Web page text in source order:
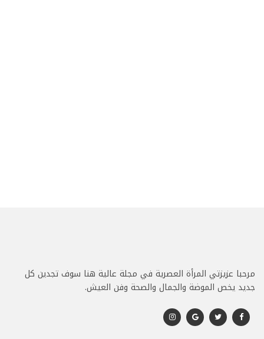
مرحبا عزيزتي المرأة العصرية في مجلة عالية هنا سوف تجدين كل
جديد يخص الموضة والجمال والصحة وفن العيش.